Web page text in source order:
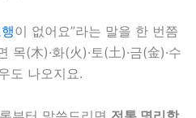
이 없어요”라는 말을 한 번쯤
(木)·화(火)·토(土)·금(金)·수
도 나오지요.